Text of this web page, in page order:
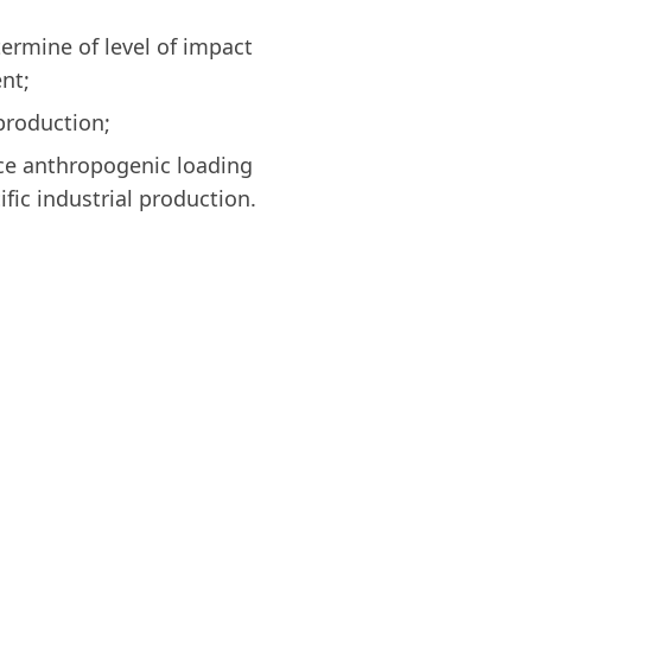
of level of impact
anthropogenic loading
industrial production.